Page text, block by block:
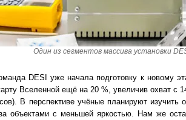
Один из сегментов массива установки
DESI уже начала подготовку к новому
Вселенной ещё на 20 %, увеличив охват с
В перспективе учёные планируют изучить
объектами с меньшей яркостью. Нам же